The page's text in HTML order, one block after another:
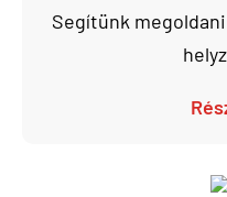
Segítünk